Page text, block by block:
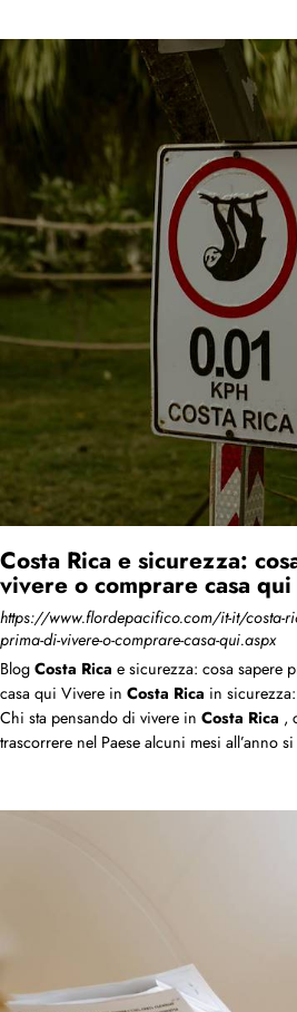
Costa Rica e sicurezza:
vivere o comprare casa qui
https://www.flordepacifico.com/it-it/costa-
prima-di-vivere-o-comprare-casa-qui.aspx
Blog Costa Rica e sicurezza: cosa sapere
casa qui Vivere in Costa Rica in
Chi sta pensando di vivere in Costa Rica ,
trascorrere nel Paese alcuni mesi all’anno